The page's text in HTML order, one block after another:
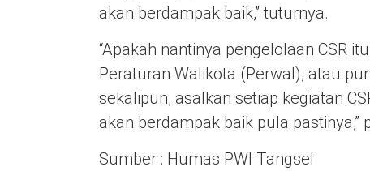
akan berdampak baik,” tuturnya.
“Apakah nantinya pengelolaan CSR
Peraturan Walikota (Perwal), atau
sekalipun, asalkan setiap kegiatan
akan berdampak baik pula
Sumber : Humas PWI Tangsel